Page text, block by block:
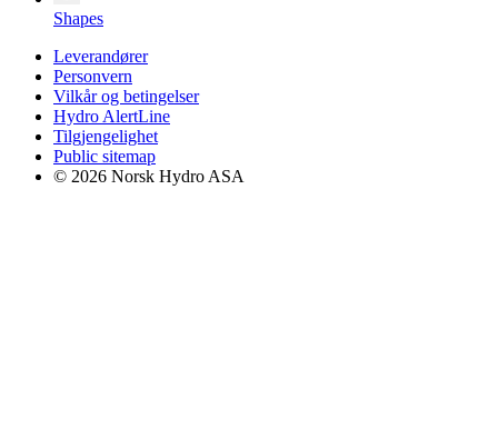
Shapes
Leverandører
Personvern
Vilkår og betingelser
Hydro AlertLine
Tilgjengelighet
Public sitemap
© 2026 Norsk Hydro ASA